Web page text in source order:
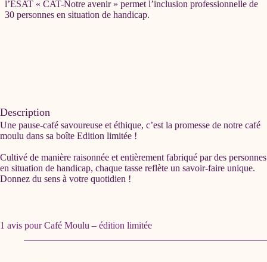
l’ESAT « CAT-Notre avenir » permet l’inclusion professionnelle de
30 personnes en situation de handicap.
Description
Une pause-café savoureuse et éthique, c’est la promesse de notre café
moulu dans sa boîte Edition limitée !
Cultivé de manière raisonnée et entièrement fabriqué par des personnes
en situation de handicap, chaque tasse reflète un savoir-faire unique.
Donnez du sens à votre quotidien !
1 avis pourCafé Moulu – édition limitée